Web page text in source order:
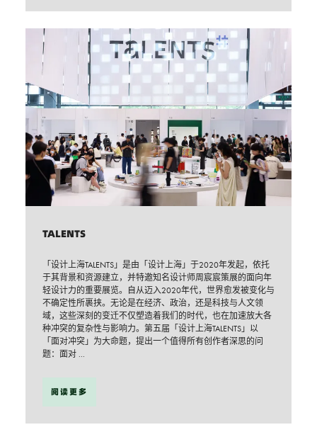
TALENTS
「设计上海TALENTS」是由「设计上海」于2020年发起，依托
于其背景和资源建立，并特邀知名设计师周宸宸策展的面向年
轻设计力的重要展览。自从迈入2020年代，世界愈发被变化与
不确定性所裹挟。无论是在经济、政治，还是科技与人文领
域，这些深刻的变迁不仅塑造着我们的时代，也在加速放大各
种冲突的复杂性与影响力。第五届「设计上海TALENTS」以
「面对冲突」为大命题，提出一个值得所有创作者深思的问
题：面对 ...
阅读更多